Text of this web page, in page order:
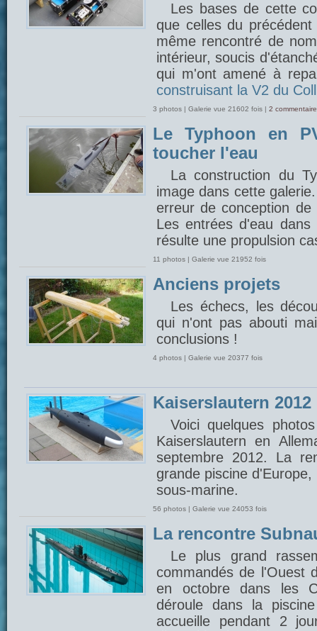
Les bases de cette
que celles du
même rencontré de
intérieur, soucis
qui m'ont amené à
construisant la V2 du
3 photos | Galerie vue 21602 fois | 2
Le Typhoon en
toucher l'eau
La construction du
image dans cette
erreur de conception
Les entrées d'eau
résulte une propulsion
11 photos | Galerie vue 21952 fois
Anciens projets
Les échecs, les
qui n'ont pas abouti
conclusions !
4 photos | Galerie vue 20377 fois
Kaiserslautern 2012
Voici quelques
Kaiserslautern en
septembre 2012. La
grande piscine
sous-marine.
56 photos | Galerie vue 24053 fois
La rencontre
Le plus grand
commandés de l'Ouest
en octobre dans les
déroule dans la
accueille pendant 2